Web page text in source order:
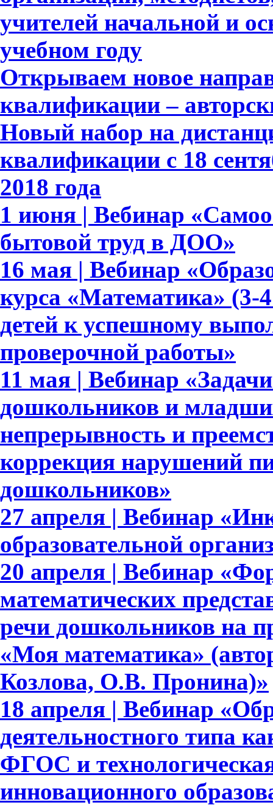
учителей начальной и
учебном году
Открываем новое
квалификации –
Новый набор на
квалификации с 18
2018 года
1 июня | Вебинар
бытовой труд в ДОО»
16 мая | Вебинар
курса «Математика» (3-
детей к успешному
проверочной работы»
11 мая | Вебинар
дошкольников и
непрерывность и
коррекция нарушений
дошкольников»
27 апреля | Вебинар
образовательной
20 апреля | Вебинар
математических
речи дошкольников на
«Моя математика»
Козлова, О.В. Пронина)»
18 апреля | Вебинар
деятельностного типа
ФГОС и
инновационного